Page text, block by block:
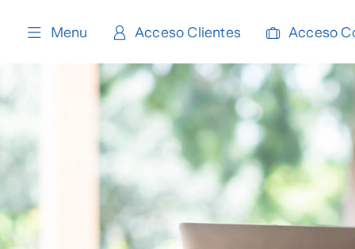
Menu Acceso Clientes Acceso